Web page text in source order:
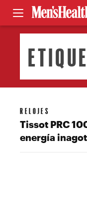
RELOJES
Tissot PRC
energía